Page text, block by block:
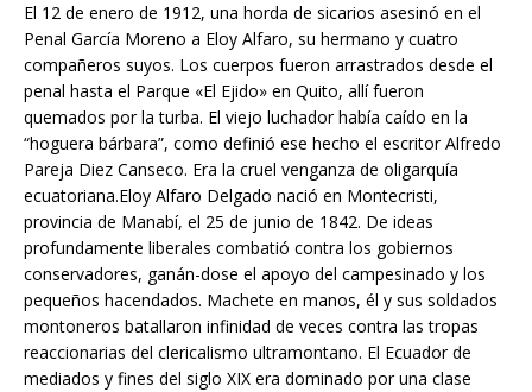
El 12 de enero de 1912, una horda de sicarios asesinó en el
Penal García Moreno a Eloy Alfaro, su hermano y cuatro
compañeros suyos. Los cuerpos fueron arrastrados desde el
penal hasta el Parque «El Ejido» en Quito, allí fueron
quemados por la turba. El viejo luchador había caído en la
“hoguera bárbara”, como definió ese hecho el escritor Alfredo
Pareja Diez Canseco. Era la cruel venganza de oligarquía
ecuatoriana.Eloy Alfaro Delgado nació en Montecristi,
provincia de Manabí, el 25 de junio de 1842. De ideas
profundamente liberales combatió contra los gobiernos
conservadores, ganán-dose el apoyo del campesinado y los
pequeños hacendados. Machete en manos, él y sus soldados
montoneros batallaron infinidad de veces contra las tropas
reaccionarias del clericalismo ultramontano. El Ecuador de
mediados y fines del siglo XIX era dominado por una clase